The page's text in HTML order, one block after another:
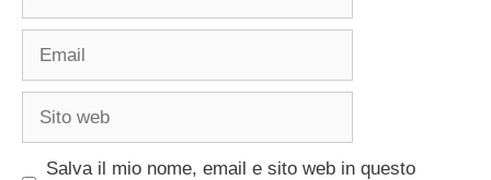
Email
Sito
Salva il mio nome, email e sito web in questo